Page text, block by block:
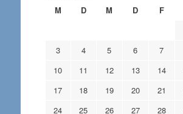
M
D M D F
3
4 5 6 7
10
11 12 13 14
17
18 19 20 21
24
25 26 27 28